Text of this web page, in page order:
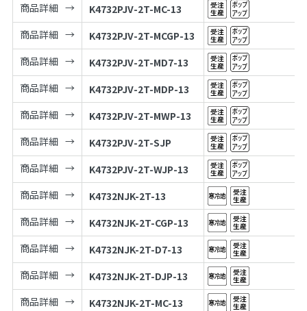
商品詳細
K4732PJV-2T-MC-13
商品詳細
K4732PJV-2T-MCGP-13
商品詳細
K4732PJV-2T-MD7-13
商品詳細
K4732PJV-2T-MDP-13
商品詳細
K4732PJV-2T-MWP-13
商品詳細
K4732PJV-2T-SJP
商品詳細
K4732PJV-2T-WJP-13
商品詳細
K4732NJK-2T-13
商品詳細
K4732NJK-2T-CGP-13
商品詳細
K4732NJK-2T-D7-13
商品詳細
K4732NJK-2T-DJP-13
商品詳細
K4732NJK-2T-MC-13